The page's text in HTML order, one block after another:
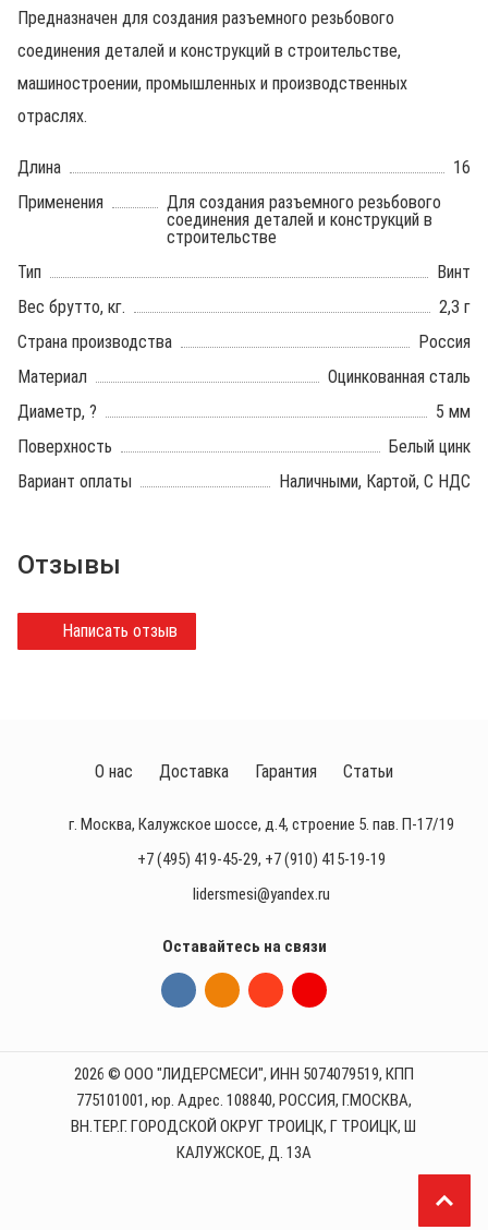
Предназначен для создания разъемного резьбового
соединения деталей и конструкций в строительстве,
машиностроении, промышленных и производственных
отраслях.
Длина
16
Применения
Для создания разъемного резьбового
соединения деталей и конструкций в
строительстве
Тип
Винт
Вес брутто, кг.
2,3 г
Страна производства
Россия
Материал
Оцинкованная сталь
Диаметр, ?
5 мм
Поверхность
Белый цинк
Вариант оплаты
Наличными, Картой, С НДС
Отзывы
Написать отзыв
г. Москва, Калужское шоссе, д.4, строение 5. пав. П-17/19
+7 (495) 419-45-29, +7 (910) 415-19-19
lidersmesi@yandex.ru
О нас Доставка Гарантия Статьи
Оставайтесь на связи
2026 © ООО "ЛИДЕРСМЕСИ", ИНН 5074079519, КПП
775101001, юр. Адрес. 108840, РОССИЯ, Г.МОСКВА,
ВН.ТЕР.Г. ГОРОДСКОЙ ОКРУГ ТРОИЦК, Г ТРОИЦК, Ш
КАЛУЖСКОЕ, Д. 13А